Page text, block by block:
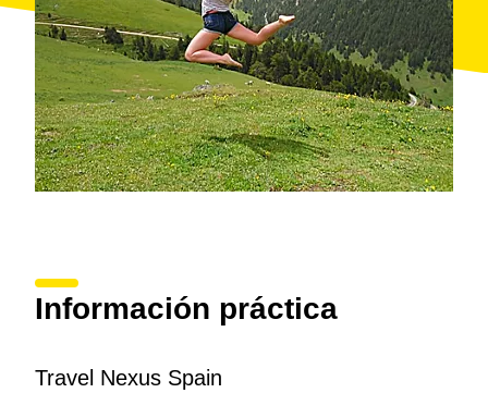
Información práctica
Travel Nexus Spain